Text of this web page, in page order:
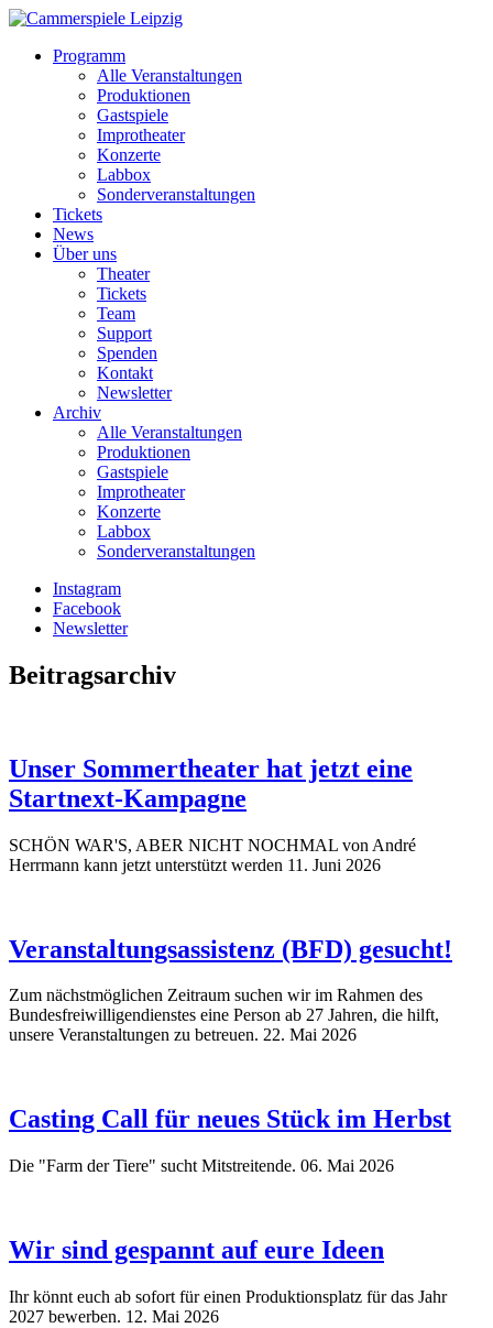
Programm
Alle Veranstaltungen
Produktionen
Gastspiele
Improtheater
Konzerte
Labbox
Sonderveranstaltungen
Tickets
News
Über uns
Theater
Tickets
Team
Support
Spenden
Kontakt
Newsletter
Archiv
Alle Veranstaltungen
Produktionen
Gastspiele
Improtheater
Konzerte
Labbox
Sonderveranstaltungen
Instagram
Facebook
Newsletter
Beitragsarchiv
Unser Sommertheater hat jetzt eine
Startnext-Kampagne
SCHÖN WAR'S, ABER NICHT NOCHMAL von André
Herrmann kann jetzt unterstützt werden 11. Juni 2026
Veranstaltungsassistenz (BFD) gesucht!
Zum nächstmöglichen Zeitraum suchen wir im Rahmen des
Bundesfreiwilligendienstes eine Person ab 27 Jahren, die hilft,
unsere Veranstaltungen zu betreuen. 22. Mai 2026
Casting Call für neues Stück im Herbst
Die "Farm der Tiere" sucht Mitstreitende. 06. Mai 2026
Wir sind gespannt auf eure Ideen
Ihr könnt euch ab sofort für einen Produktionsplatz für das Jahr
2027 bewerben. 12. Mai 2026